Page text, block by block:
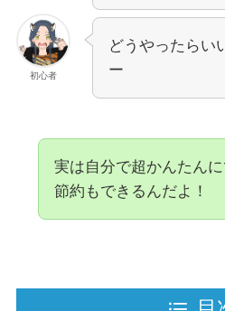
初心者
どうやったらい
ー
実は自分で超かんたん
節約もできるんだよ！